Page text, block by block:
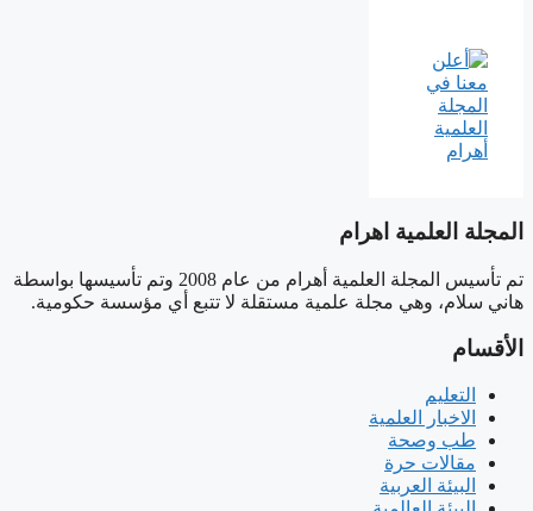
المجلة العلمية اهرام
تم تأسيس المجلة العلمية أهرام من عام 2008 وتم تأسيسها بواسطة
هاني سلام، وهي مجلة علمية مستقلة لا تتبع أي مؤسسة حكومية.
الأقسام
التعليم
الاخبار العلمية
طب وصحة
مقالات حرة
البيئة العربية